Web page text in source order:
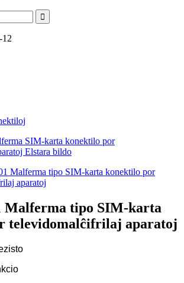
Malferma tipo SIM-karta
televidomalĉifrilaj aparatoj